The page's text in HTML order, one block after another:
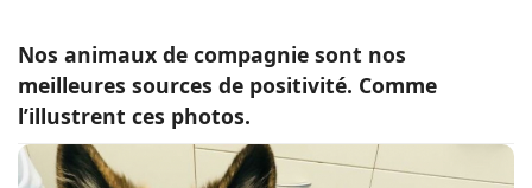
Nos animaux de compagnie sont nos
meilleures sources de positivité. Comme
l’illustrent ces photos.